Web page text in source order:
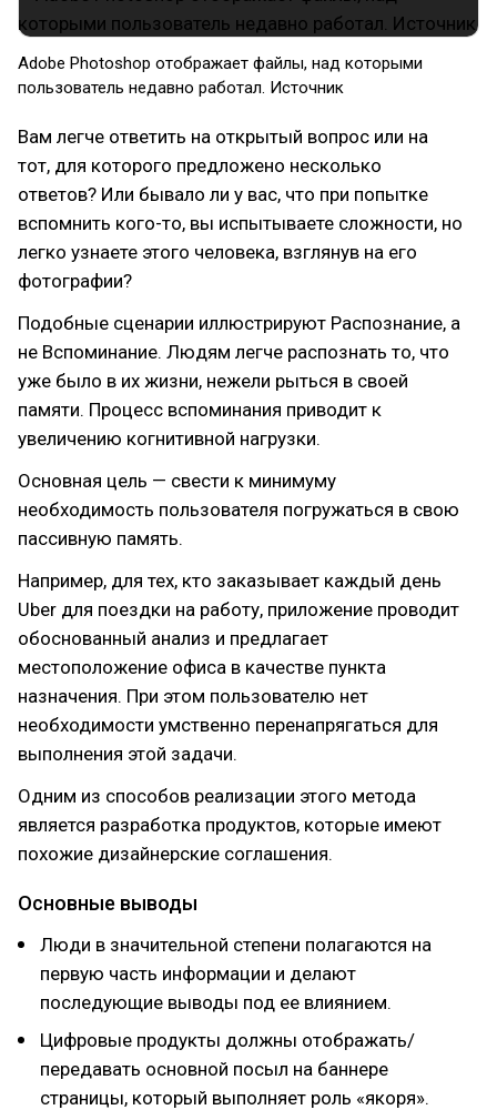
Adobe Photoshop отображает файлы, над которыми
пользователь недавно работал. Источник
Вам легче ответить на открытый вопрос или на
тот, для которого предложено несколько
ответов? Или бывало ли у вас, что при попытке
вспомнить кого-то, вы испытываете сложности, но
легко узнаете этого человека, взглянув на его
фотографии?
Подобные сценарии иллюстрируют Распознание, а
не Вспоминание. Людям легче распознать то, что
уже было в их жизни, нежели рыться в своей
памяти. Процесс вспоминания приводит к
увеличению когнитивной нагрузки.
Основная цель — свести к минимуму
необходимость пользователя погружаться в свою
пассивную память.
Например, для тех, кто заказывает каждый день
Uber для поездки на работу, приложение проводит
обоснованный анализ и предлагает
местоположение офиса в качестве пункта
назначения. При этом пользователю нет
необходимости умственно перенапрягаться для
выполнения этой задачи.
Одним из способов реализации этого метода
является разработка продуктов, которые имеют
похожие дизайнерские соглашения.
Основные выводы
Люди в значительной степени полагаются на
первую часть информации и делают
последующие выводы под ее влиянием.
Цифровые продукты должны отображать/
передавать основной посыл на баннере
страницы, который выполняет роль «якоря».